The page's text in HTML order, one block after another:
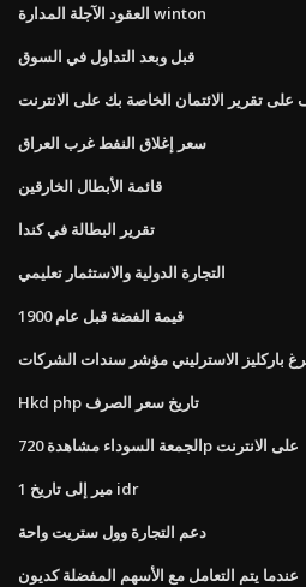
العقود الآجلة المدارة winton
قبل وبعد التداول في السوق
على تقرير الائتمان الخاصة بك على الانترنت
سعر إغلاق النفط غرب العراق
قائمة الأبطال الخارقين
تقرير البطالة في كندا
التجارة الدولية والاستثمار تعليمي
قيمة الفضة قبل عام 1900
باركليز الاسترليني مؤشر سندات الشركات
Hkd php تاريخ سعر الصرف
الجمعة السوداء مشاهدة 720p على الانترنت
1 مير إلى تاريخ idr
دعم التجارة وول ستريت واحة
عندما يتم التعامل مع الأسهم المفضلة كديون